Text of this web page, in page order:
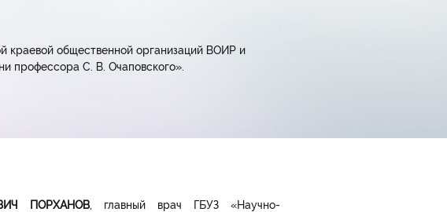
краевой общественной организаций ВОИР и
профессора С. В. Очаповского».
ПОРХАНОВ, главный врач ГБУЗ «Научно-